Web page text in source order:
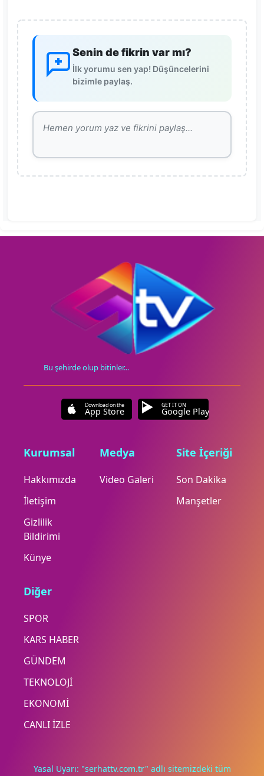
Senin de fikrin var mı?
İlk yorumu sen yap! Düşüncelerini
bizimle paylaş.
Bu şehirde olup bitinler...
Download on the
App Store
GET IT ON
Google Play
Kurumsal
Hakkımızda
İletişim
Gizlilik
Bildirimi
Künye
Medya
Video Galeri
Site İçeriği
Son Dakika
Manşetler
Diğer
SPOR
KARS HABER
GÜNDEM
TEKNOLOJİ
EKONOMİ
CANLI İZLE
Yasal Uyarı: "serhattv.com.tr" adlı sitemizdeki tüm